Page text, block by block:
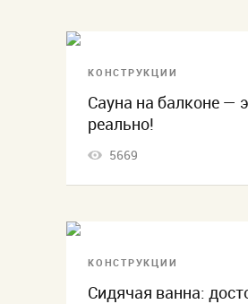
КОНСТРУКЦИИ
Сауна на балконе —
реально!
5669
КОНСТРУКЦИИ
Сидячая ванна: